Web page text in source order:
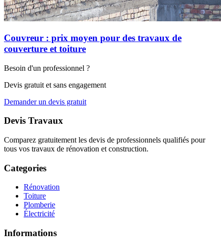
Couvreur : prix moyen pour des travaux de
couverture et toiture
Besoin d'un professionnel ?
Devis gratuit et sans engagement
Demander un devis gratuit
Devis Travaux
Comparez gratuitement les devis de professionnels qualifiés pour
tous vos travaux de rénovation et construction.
Categories
Rénovation
Toiture
Plomberie
Électricité
Informations